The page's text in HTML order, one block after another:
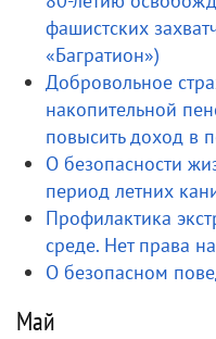
фашистских
«Багратион»)
Добровольное
накопительной
повысить доход в
О безопасности
период летних
Профилактика
среде. Нет права
О безопасном
Май